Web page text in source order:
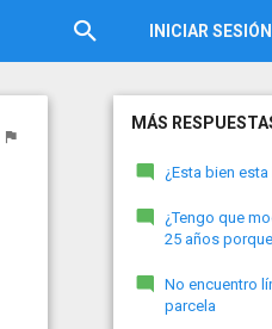
INICIAR SESIÓN
MÁS
¿Esta bien
¿Tengo que
25 años
No encuentro
parcela